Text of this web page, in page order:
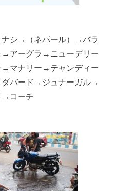
シ→（ネパール）→バラ
アーグラ→ニューデリー
マナリー→テャンディー
バード→ジュナーガル→
→コーチ